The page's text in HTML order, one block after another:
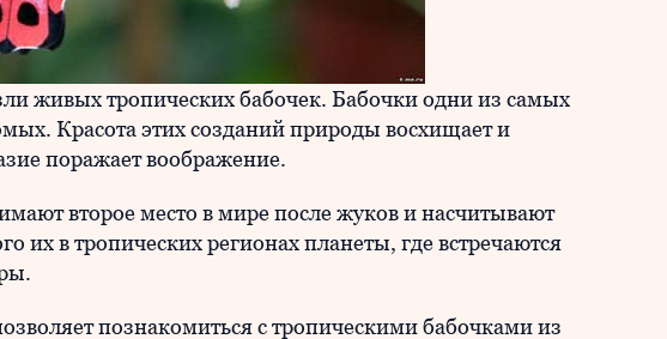
живых тропических бабочек. Бабочки одни из самых
Красота этих созданий природы восхищает и
поражает воображение.
второе место в мире после жуков и насчитывают
их в тропических регионах планеты, где встречаются
познакомиться с тропическими бабочками из